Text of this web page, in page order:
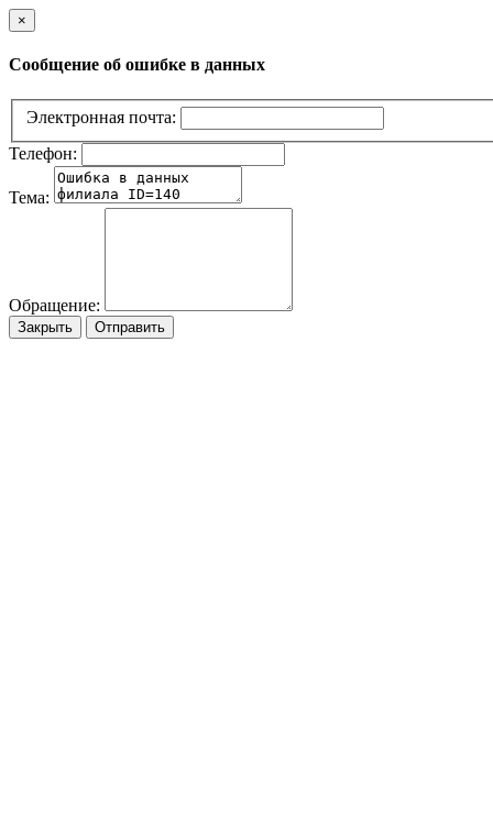
×
Сообщение об ошибке в данных
Электронная почта:
Телефон:
Тема:
Обращение:
Закрыть Отправить